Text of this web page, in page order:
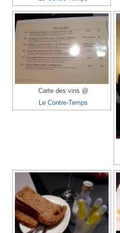
Carte des vins @
Le Contre-Temps